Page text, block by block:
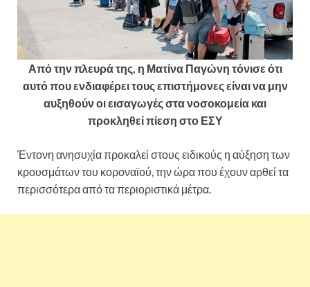
Από την πλευρά της, η Ματίνα Παγώνη τόνισε ότι
αυτό που ενδιαφέρει τους επιστήμονες είναι να μην
αυξηθούν οι εισαγωγές στα νοσοκομεία και
προκληθεί πίεση στο ΕΣΥ
Έντονη ανησυχία προκαλεί στους ειδικούς η αύξηση των
κρουσμάτων του κοροναϊού, την ώρα που έχουν αρθεί τα
περισσότερα από τα περιοριστικά μέτρα.